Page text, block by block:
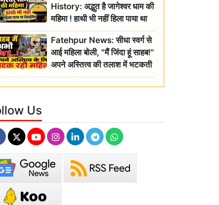
History: अद्भुत है जागेश्वर धाम की
महिमा ! हाथी भी नहीं हिला पाया था
शिवलिंग, जानिए क्या है इसका
इतिहास
Fatehpur News: सीधा स्वर्ग से
आई महिला बोली, "मैं जिंदा हूं साहब!"
अपने अस्तित्व की तलाश में भटकती
रही बुजुर्ग, एसडीएम ने दिए जांच के
आदेश
Us